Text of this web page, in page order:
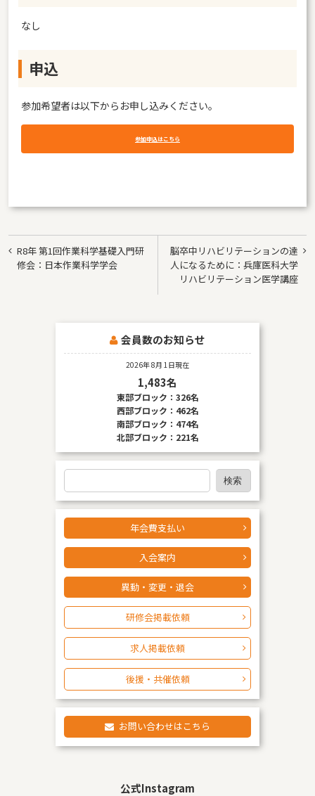
なし
申込
参加希望者は以下からお申し込みください。
参加申込はこちら
投
稿
脳卒中リハビリテーションの達
人になるために：兵庫医科大学
リハビリテーション医学講座
R8年 第1回作業科学基礎入門研
修会：日本作業科学学会
会員数のお知らせ
2026年 8月 1日現在
1,483名
東部ブロック：326名
西部ブロック：462名
南部ブロック：474名
北部ブロック：221名
検
索
検索
年会費支払い
入会案内
異動・変更・退会
研修会掲載依頼
求人掲載依頼
後援・共催依頼
お問い合わせはこちら
公式Instagram